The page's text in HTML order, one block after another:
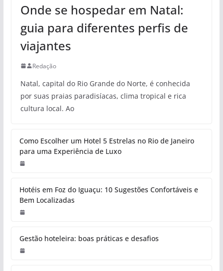
Onde se hospedar em Natal:
guia para diferentes perfis de
viajantes
Redação
Natal, capital do Rio Grande do Norte, é conhecida
por suas praias paradisíacas, clima tropical e rica
cultura local. Ao
Como Escolher um Hotel 5 Estrelas no Rio de Janeiro
para uma Experiência de Luxo
Hotéis em Foz do Iguaçu: 10 Sugestões Confortáveis e
Bem Localizadas
Gestão hoteleira: boas práticas e desafios